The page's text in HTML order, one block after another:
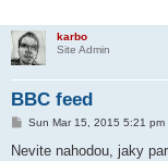
karbo
Site Admin
BBC feed
P
s
Sun Mar 15, 2015 5:21 pm
Nevite nahodou, jaky